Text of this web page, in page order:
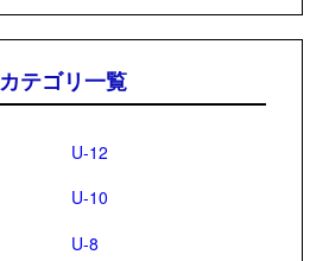
カテゴリ一覧
U-12
U-10
U-8